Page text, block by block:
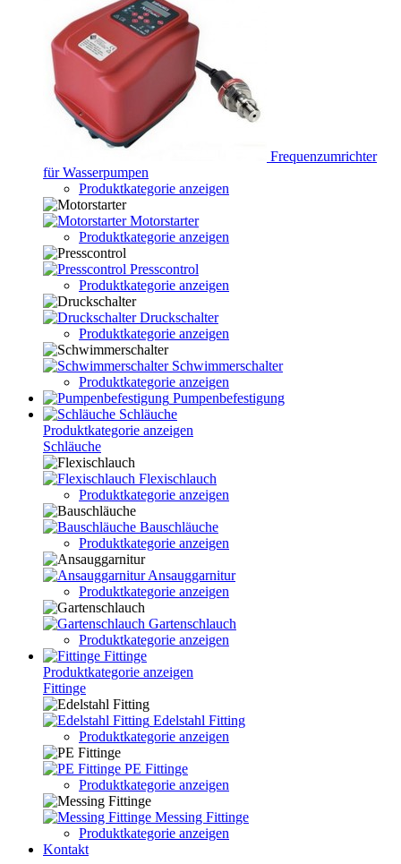
Frequenzumrichter
für Wasserpumpen
Produktkategorie anzeigen
Motorstarter
Produktkategorie anzeigen
Presscontrol
Produktkategorie anzeigen
Druckschalter
Produktkategorie anzeigen
Schwimmerschalter
Produktkategorie anzeigen
Pumpenbefestigung
Schläuche
Produktkategorie anzeigen
Schläuche
Flexischlauch
Produktkategorie anzeigen
Bauschläuche
Produktkategorie anzeigen
Ansauggarnitur
Produktkategorie anzeigen
Gartenschlauch
Produktkategorie anzeigen
Fittinge
Produktkategorie anzeigen
Fittinge
Edelstahl Fitting
Produktkategorie anzeigen
PE Fittinge
Produktkategorie anzeigen
Messing Fittinge
Produktkategorie anzeigen
Kontakt